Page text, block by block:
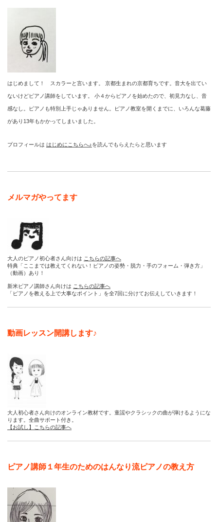
はじめまして！ スカラーと言います。 京都生まれの京都育ちです。音大を出てい
ないけどピアノ講師をしています。 小４からピアノを始めたので、初見力なし、音
感なし。ピアノも特別上手じゃありません。ピアノ教室を開くまでに、いろんな葛藤
があり13年もかかってしまいました。
プロフィールは はじめにこちらへ♪を読んでもらえたらと思います
メルマガやってます
大人のピアノ初心者さん向けは こちらの記事へ
特典「ここまでは教えてくれない！ピアノの姿勢・脱力・手のフォーム・弾き方」
（動画）あり！
新米ピアノ講師さん向けは こちらの記事へ
「ピアノを教える上で大事なポイント」を全7回に分けてお伝えしていきます！
動画レッスン開講します♪
大人初心者さん向けのオンライン教材です。童謡やクラシックの曲が弾けるようにな
ります。全曲サポート付き。
【お試し】こちらの記事へ
ピアノ講師１年生のためのはんなり流ピアノの教え方